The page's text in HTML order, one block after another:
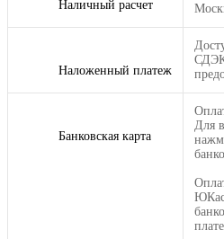
Наличный расчет
Наложенный платеж
Банковская карта
Для